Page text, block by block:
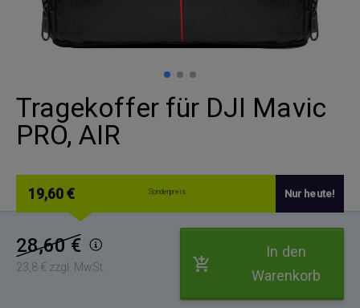
Tragekoffer für DJI Mavic
PRO, AIR
19,60 € Sonderpreis Nur heute!
28,60 €
23,8 € zzgl. MwSt.
In den
Warenkorb